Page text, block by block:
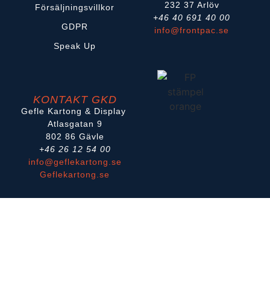
Försäljningsvillkor
GDPR
Speak Up
232 37 Arlöv
+46 40 691 40 00
info@frontpac.se
KONTAKT GKD
Gefle Kartong & Display
Atlasgatan 9
802 86 Gävle
+46 26 12 54 00
info@geflekartong.se
Geflekartong.se